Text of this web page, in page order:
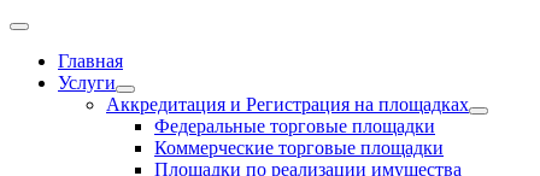
Главная
Услуги
Аккредитация и Регистрация на площадках
Федеральные торговые площадки
Коммерческие торговые площадки
Площадки по реализации имущества